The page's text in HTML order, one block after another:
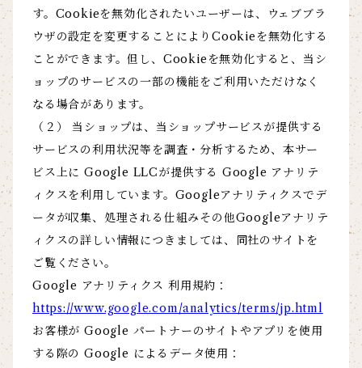
す。Cookieを無効化されたいユーザーは、ウェブブラ
ウザの設定を変更することによりCookieを無効化する
ことができます。但し、Cookieを無効化すると、当シ
ョップのサービスの一部の機能をご利用いただけなく
なる場合があります。
（２） 当ショップは、当ショップサービスが提供する
サービスの利用状況等を調査・分析するため、本サー
ビス上に Google LLCが提供する Google アナリテ
ィクスを利用しています。Googleアナリティクスでデ
ータが収集、処理される仕組みその他Googleアナリテ
ィクスの詳しい情報につきましては、同社のサイトを
ご覧ください。
Google アナリティクス 利用規約：
https://www.google.com/analytics/terms/jp.html
お客様が Google パートナーのサイトやアプリを使用
する際の Google によるデータ使用：